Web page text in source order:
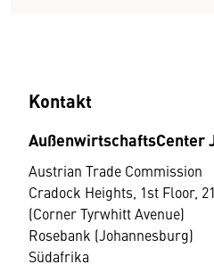
Kontakt
AußenwirtschaftsCenter
Austrian Trade Commission
Cradock Heights, 1st Floor,
(Corner Tyrwhitt Avenue)
Rosebank (Johannesburg)
Südafrika